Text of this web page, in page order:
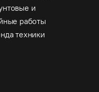
и
работы
техники